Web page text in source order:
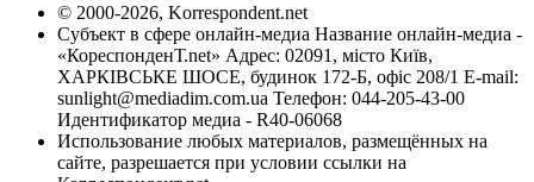
© 2000-2026, Korrespondent.net
Субъект в сфере онлайн-медиа Название онлайн-медиа -
«КореспонденТ.net» Адрес: 02091, місто Київ,
ХАРКІВСЬКЕ ШОСЕ, будинок 172-Б, офіс 208/1 E-mail:
sunlight@mediadim.com.ua Телефон: 044-205-43-00
Идентификатор медиа - R40-06068
Использование любых материалов, размещённых на
сайте, разрешается при условии ссылки на